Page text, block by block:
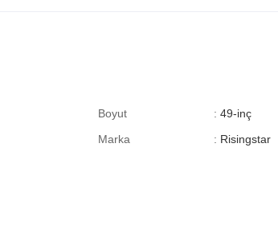
Boyut :49-inç
Marka : Risingstar